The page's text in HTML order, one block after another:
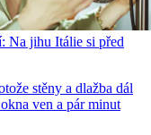
Na jihu Itálie si před
stěny a dlažba dál
ven a pár minut